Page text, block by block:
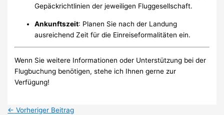
Gepäckrichtlinien der jeweiligen Fluggesellschaft.
Ankunftszeit: Planen Sie nach der Landung
ausreichend Zeit für die Einreiseformalitäten ein.
Wenn Sie weitere Informationen oder Unterstützung bei der
Flugbuchung benötigen, stehe ich Ihnen gerne zur
Verfügung!
← Vorheriger Beitrag